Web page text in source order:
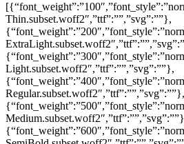
Thin.subset.woff2″,”ttf”:””,”svg”:””},
Light.subset.woff2″,”ttf”:””,”svg”:””},
Regular.subset.woff2″,”ttf”:””,”svg”:””},